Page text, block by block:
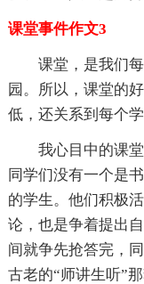
课堂事件作文3
课堂，是我们
园。所以，课堂的
低，还关系到每个学
我心目中的课
同学们没有一个是
的学生。他们积极
论，也是争着提出
间就争先抢答完，
古老的“师讲生听”